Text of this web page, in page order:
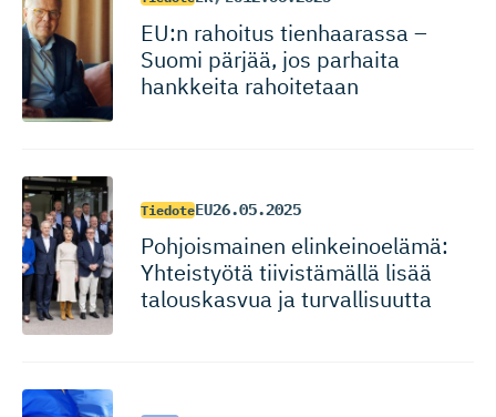
EU:n rahoitus tienhaarassa –
Suomi pärjää, jos parhaita
hankkeita rahoitetaan
TiedoteEU26.05.2025
Pohjoismainen elinkeinoelämä:
Yhteistyötä tiivistämällä lisää
talouskasvua ja turvallisuutta